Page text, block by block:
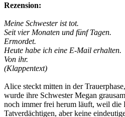
Rezension:
Meine Schwester ist tot.
Seit vier Monaten und fünf Tagen.
Ermordet.
Heute habe ich eine E-Mail erhalten.
Von ihr.
(Klappentext)
Alice steckt mitten in der
wurde ihre Schwester Megan
noch immer frei herum läuft, weil die
Tatverdächtigen, aber keine